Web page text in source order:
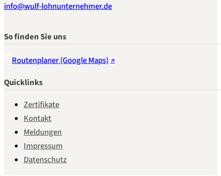
info@wulf-lohnunternehmer.de
So finden Sie uns
Routenplaner (Google Maps)
Quicklinks
Zertifikate
Kontakt
Meldungen
Impressum
Datenschutz